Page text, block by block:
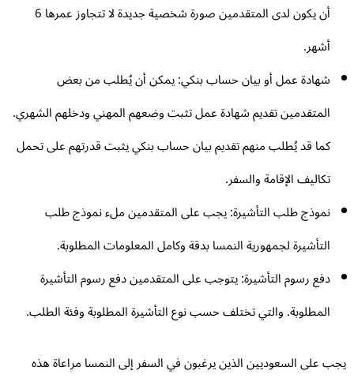
أن يكون لدى المتقدمين صورة شخصية جديدة لا تتجاوز عمرها 6
أشهر.
شهادة عمل أو بيان حساب بنكي: يمكن أن يُطلب من بعض
المتقدمين تقديم شهادة عمل تثبت وضعهم المهني ودخلهم الشهري.
كما قد يُطلب منهم تقديم بيان حساب بنكي يثبت قدرتهم على تحمل
تكاليف الإقامة والسفر.
نموذج طلب التأشيرة: يجب على المتقدمين ملء نموذج طلب
التأشيرة لجمهورية النمسا بدقة وكامل المعلومات المطلوبة.
دفع رسوم التأشيرة: يتوجب على المتقدمين دفع رسوم التأشيرة
المطلوبة. والتي تختلف حسب نوع التأشيرة المطلوبة وفئة الطلب.
على السعوديين الذين يرغبون في السفر إلى النمسا مراعاة هذه